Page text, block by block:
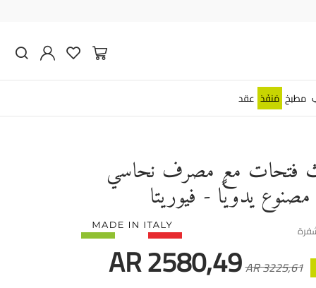
مطبخ مَنفَذ عقد
فتحات مع مصرف نحاسي
يدويًا - فيوريتا
AR 2580,49AR 3225,61